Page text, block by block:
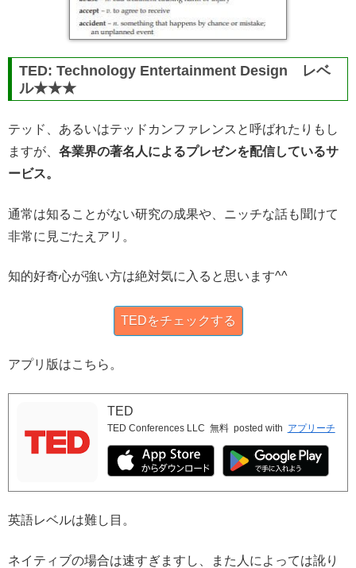
TED: Technology Entertainment Design レベ
ル★★★
テッド、あるいはテッドカンファレンスと呼ばれたりもし
ますが、 各業界の著名人によるプレゼンを配信しているサ
ービス。
通常は知ることがない研究の成果や、ニッチな話も聞けて
非常に見ごたえアリ。
知的好奇心が強い方は絶対気に入ると思います^^
TEDをチェックする
アプリ版はこちら。
TED
TED Conferences LLC 無料 posted with アプリーチ
英語レベルは難し目。
ネイティブの場合は速すぎますし、また人によっては訛り